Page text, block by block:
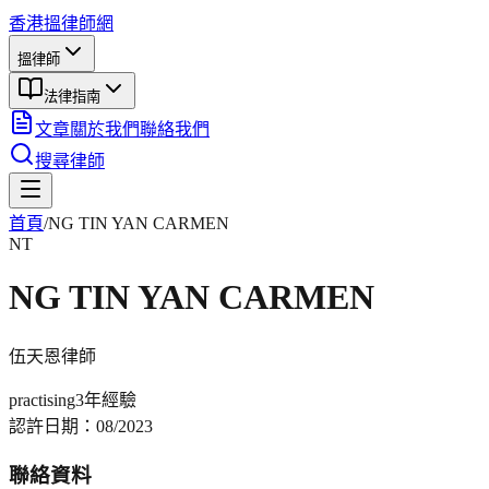
香港搵律師網
搵律師
法律指南
文章關於我們聯絡我們
搜尋律師
首頁/NG TIN YAN CARMEN
NT
NG TIN YAN CARMEN
伍天恩律師
practising3年經驗
認許日期： 08/2023
聯絡資料